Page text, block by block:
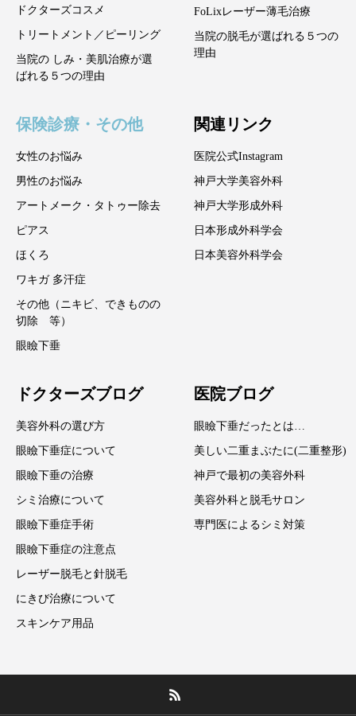
ドクターズコスメ
トリートメント／ピーリング
当院の しみ・美肌治療が選
ばれる５つの理由
FoLixレーザー薄毛治療
当院の脱毛が選ばれる５つの
理由
保険診療・その他
女性のお悩み
男性のお悩み
アートメーク・タトゥー除去
ピアス
ほくろ
ワキガ 多汗症
その他（ニキビ、できものの
切除 等）
眼瞼下垂
関連リンク
医院公式Instagram
神戸大学美容外科
神戸大学形成外科
日本形成外科学会
日本美容外科学会
ドクターズブログ
美容外科の選び方
眼瞼下垂症について
眼瞼下垂の治療
シミ治療について
眼瞼下垂症手術
眼瞼下垂症の注意点
レーザー脱毛と針脱毛
にきび治療について
スキンケア用品
医院ブログ
眼瞼下垂だったとは…
美しい二重まぶたに(二重整形)
神戸で最初の美容外科
美容外科と脱毛サロン
専門医によるシミ対策